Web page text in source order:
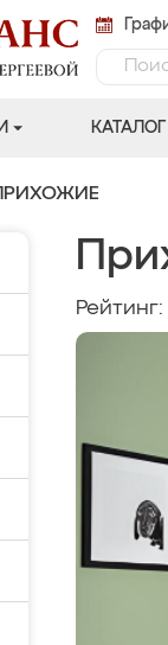
КАТАЛОГ
Рейтинг: